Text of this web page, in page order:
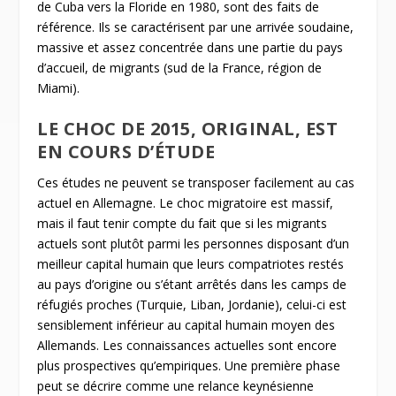
de Cuba vers la Floride en 1980, sont des faits de
référence. Ils se caractérisent par une arrivée soudaine,
massive et assez concentrée dans une partie du pays
d’accueil, de migrants (sud de la France, région de
Miami).
LE CHOC DE 2015, ORIGINAL, EST
EN COURS D’ÉTUDE
Ces études ne peuvent se transposer facilement au cas
actuel en Allemagne. Le choc migratoire est massif,
mais il faut tenir compte du fait que si les migrants
actuels sont plutôt parmi les personnes disposant d’un
meilleur capital humain que leurs compatriotes restés
au pays d’origine ou s’étant arrêtés dans les camps de
réfugiés proches (Turquie, Liban, Jordanie), celui-ci est
sensiblement inférieur au capital humain moyen des
Allemands. Les connaissances actuelles sont encore
plus prospectives qu’empiriques. Une première phase
peut se décrire comme une relance keynésienne